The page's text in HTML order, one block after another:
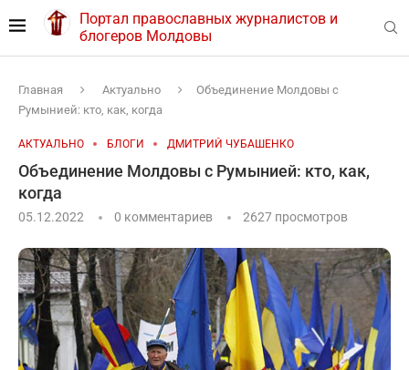
Портал православных журналистов и
блогеров Молдовы
Главная Актуально
Объединение Молдовы с
Румынией: кто, как, когда
АКТУАЛЬНО БЛОГИ ДМИТРИЙ ЧУБАШЕНКО
Объединение Молдовы с Румынией: кто, как,
когда
05.12.2022 0 комментариев 2627 просмотров